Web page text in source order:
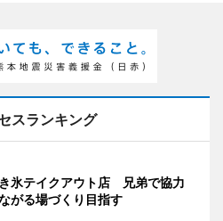
スランキング
き氷テイクアウト店 兄弟で協力
がる場づくり目指す